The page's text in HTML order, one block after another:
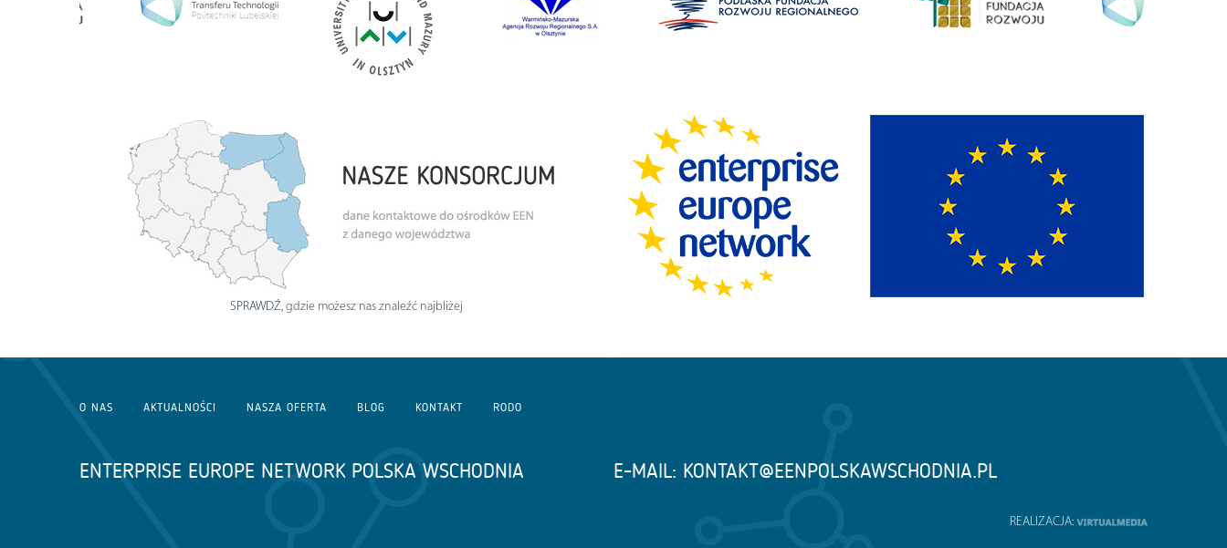
SPRAWDŹ, gdzie możesz nas znaleźć najbliżej
O NAS AKTUALNOŚCI NASZA OFERTA BLOG KONTAKT RODO
ENTERPRISE EUROPE NETWORK POLSKA WSCHODNIA E-MAIL: KONTAKT@EENPOLSKAWSCHODNIA.PL
REALIZACJA: